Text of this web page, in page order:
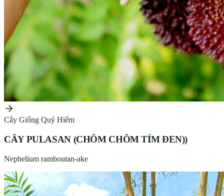
Cây Giống Quý Hiếm
CÂY PULASAN (CHÔM CHÔM TÍM ĐEN))
Nephelium ramboutan-ake